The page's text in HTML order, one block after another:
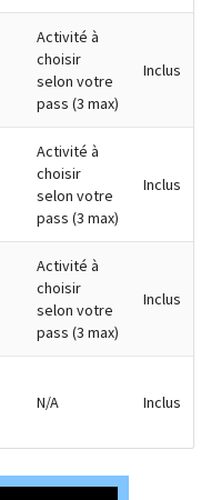
Activité à
choisir
selon votre
pass (3 max)
Inclus
Activité à
choisir
selon votre
pass (3 max)
Inclus
Activité à
choisir
selon votre
pass (3 max)
Inclus
N/A Inclus